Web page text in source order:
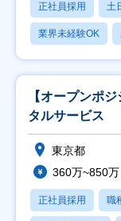
正社員採用 土
業界未経験OK
【オープンポ
タルサービス
東京都
360万~850万
正社員採用 職